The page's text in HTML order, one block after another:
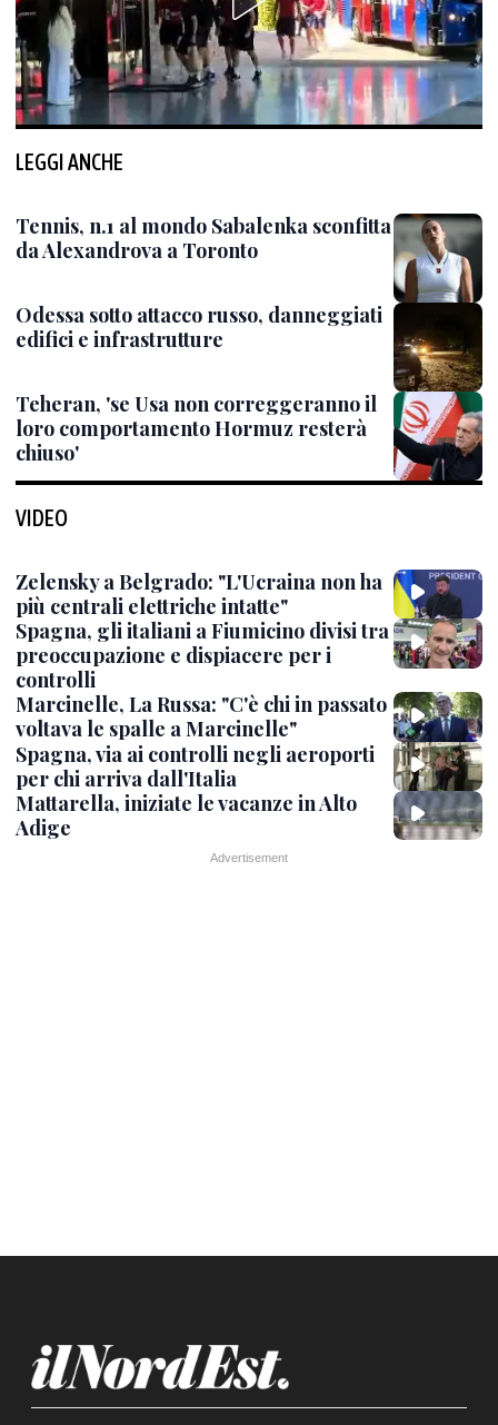
LEGGI ANCHE
Tennis, n.1 al mondo Sabalenka sconfitta
da Alexandrova a Toronto
Odessa sotto attacco russo, danneggiati
edifici e infrastrutture
Teheran, 'se Usa non correggeranno il
loro comportamento Hormuz resterà
chiuso'
VIDEO
Zelensky a Belgrado: "L'Ucraina non ha
più centrali elettriche intatte"
Spagna, gli italiani a Fiumicino divisi tra
preoccupazione e dispiacere per i
controlli
Marcinelle, La Russa: "C'è chi in passato
voltava le spalle a Marcinelle"
Spagna, via ai controlli negli aeroporti
per chi arriva dall'Italia
Mattarella, iniziate le vacanze in Alto
Adige